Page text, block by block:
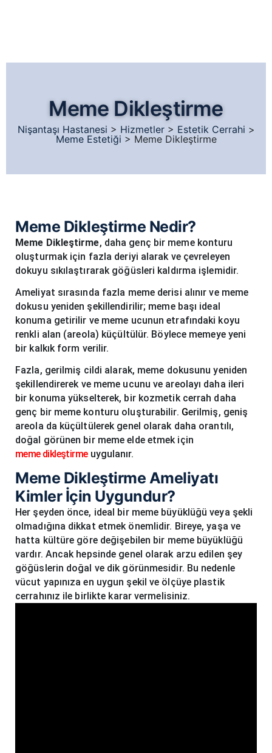
Meme Dikleştirme
Nişantaşı Hastanesi > Hizmetler> Estetik Cerrahi >
Meme Estetiği > Meme Dikleştirme
Meme Dikleştirme Nedir?
Meme Dikleştirme, daha genç bir meme konturu
oluşturmak için fazla deriyi alarak ve çevreleyen
dokuyu sıkılaştırarak göğüsleri kaldırma işlemidir.
Ameliyat sırasında fazla meme derisi alınır ve meme
dokusu yeniden şekillendirilir; meme başı ideal
konuma getirilir ve meme ucunun etrafındaki koyu
renkli alan (areola) küçültülür. Böylece memeye yeni
bir kalkık form verilir.
Fazla, gerilmiş cildi alarak, meme dokusunu yeniden
şekillendirerek ve meme ucunu ve areolayı daha ileri
bir konuma yükselterek, bir kozmetik cerrah daha
genç bir meme konturu oluşturabilir. Gerilmiş, geniş
areola da küçültülerek genel olarak daha orantılı,
doğal görünen bir meme elde etmek için
meme dikleştirmeuygulanır.
Meme Dikleştirme Ameliyatı
Kimler İçin Uygundur?
Her şeyden önce, ideal bir meme büyüklüğü veya şekli
olmadığına dikkat etmek önemlidir. Bireye, yaşa ve
hatta kültüre göre değişebilen bir meme büyüklüğü
vardır. Ancak hepsinde genel olarak arzu edilen şey
göğüslerin doğal ve dik görünmesidir. Bu nedenle
vücut yapınıza en uygun şekil ve ölçüye plastik
cerrahınız ile birlikte karar vermelisiniz.